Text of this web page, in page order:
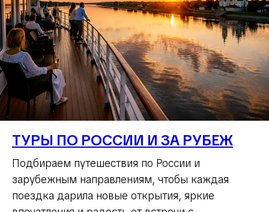
ТУРЫ ПО РОССИИ И ЗА РУБЕЖ
Подбираем путешествия по России и
зарубежным направлениям, чтобы каждая
поездка дарила новые открытия, яркие